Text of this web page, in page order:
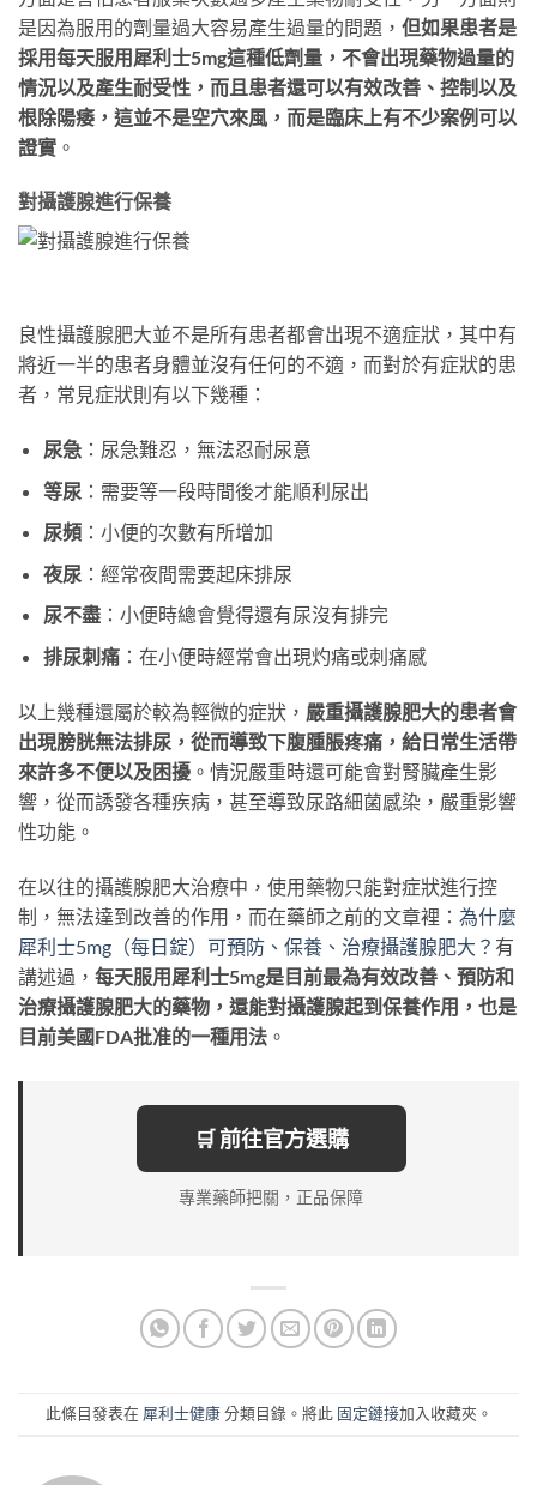
是因為服用的劑量過大容易產生過量的問題， 但如果患者是
採用每天服用犀利士5mg這種低劑量，不會出現藥物過量的
情況以及產生耐受性，而且患者還可以有效改善、控制以及
根除陽痿，這並不是空穴來風，而是臨床上有不少案例可以
證實 。
對攝護腺進行保養
良性攝護腺肥大並不是所有患者都會出現不適症狀，其中有
將近一半的患者身體並沒有任何的不適，而對於有症狀的患
者，常見症狀則有以下幾種：
尿急：尿急難忍，無法忍耐尿意
等尿：需要等一段時間後才能順利尿出
尿頻：小便的次數有所增加
夜尿：經常夜間需要起床排尿
尿不盡：小便時總會覺得還有尿沒有排完
排尿刺痛：在小便時經常會出現灼痛或刺痛感
以上幾種還屬於較為輕微的症狀， 嚴重攝護腺肥大的患者會
出現膀胱無法排尿，從而導致下腹腫脹疼痛，給日常生活帶
來許多不便以及困擾 。情況嚴重時還可能會對腎臟產生影
響，從而誘發各種疾病，甚至導致尿路細菌感染，嚴重影響
性功能。
在以往的攝護腺肥大治療中，使用藥物只能對症狀進行控
制，無法達到改善的作用，而在藥師之前的文章裡： 為什麼
犀利士5mg（每日錠）可預防、保養、治療攝護腺肥大？ 有
講述過， 每天服用犀利士5mg是目前最為有效改善、預防和
治療攝護腺肥大的藥物，還能對攝護腺起到保養作用，也是
目前美國FDA批准的一種用法 。
🛒 前往官方選購
專業藥師把關，正品保障
此條目發表在 犀利士健康分類目錄。將此 固定鏈接加入收藏夾。